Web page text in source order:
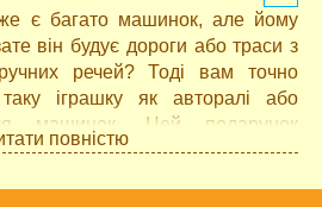
є багато машинок, але йому
він будує дороги або траси з
речей? Тоді вам точно
іграшку як авторалі або
машинок. Цей подарунок
хлопчику! Гоночні треки для
повністю